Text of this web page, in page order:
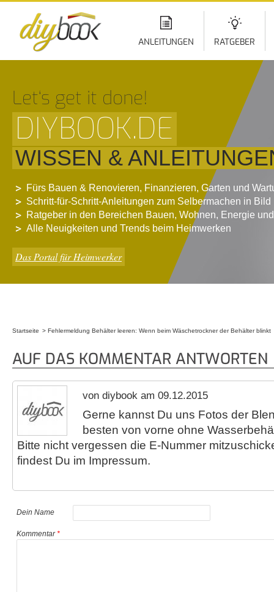
ANLEITUNGEN RATGEBER
Let‘s get it done!
DIYBOOK.DE
WISSEN &
Fürs Bauen & Renovieren, Finanzieren, Garten und
Schritt-für-Schritt-Anleitungen zum Selbermachen in Bild
Ratgeber in den Bereichen Bauen, Wohnen, Energie
Alle Neuigkeiten und Trends beim Heimwerken
Das Portal für Heimwerker
Startseite Fehlermeldung Behälter leeren: Wenn beim Wäschetrockner der Behälter blinkt
AUF DAS KOMMENTAR ANTWORTEN
von diybook am 09.12.2015
Gerne kannst Du uns Fotos der
besten von vorne ohne
Bitte nicht vergessen die E-Nummer
findest Du im Impressum.
Dein Name
Kommentar*